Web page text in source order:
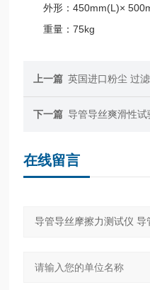
外形：450mm(L)×
重量：75kg
上一篇 英国进口粉尘 过
下一篇 导管导丝爽滑性
在线留言